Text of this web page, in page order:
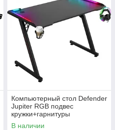
Компьютерный стол Defender
Jupiter RGB подвес
кружки+гарнитуры
В наличии